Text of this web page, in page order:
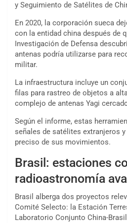
y Seguimiento de Satélites de
En 2020, la corporación sueca
con la entidad china después de
Investigación de Defensa
antenas podría utilizarse para
militar.
La infraestructura incluye un
filas para rastreo de objetos a
complejo de antenas Yagi
Según el informe, estas
señales de satélites extranjeros
preciso de sus movimientos.
Brasil: estaciones
radioastronomía
Brasil alberga dos proyectos
Comité Selecto: la Estación
Laboratorio Conjunto China-